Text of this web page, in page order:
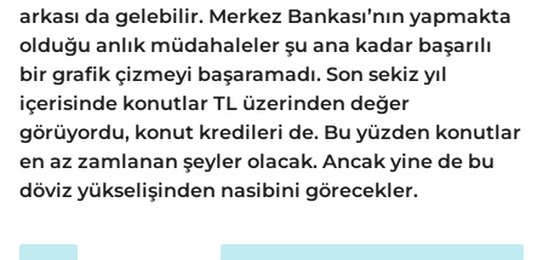
arkası da gelebilir. Merkez Bankası’nın yapmakta
olduğu anlık müdahaleler şu ana kadar başarılı
bir grafik çizmeyi başaramadı. Son sekiz yıl
içerisinde konutlar TL üzerinden değer
görüyordu, konut kredileri de. Bu yüzden konutlar
en az zamlanan şeyler olacak. Ancak yine de bu
döviz yükselişinden nasibini görecekler.